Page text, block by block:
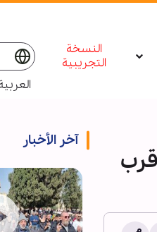
النسخة
التجريبية
قرب
آخر الأخبار